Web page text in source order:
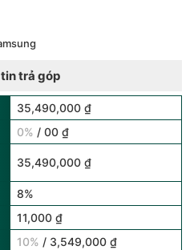
trả góp
35,490,000 ₫
0% / 00 ₫
35,490,000 ₫
8%
11,000 ₫
10% / 3,549,000 ₫